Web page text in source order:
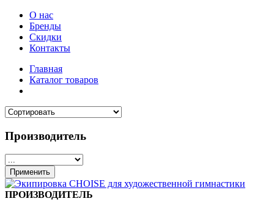
О нас
Бренды
Скидки
Контакты
Главная
Каталог товаров
Производитель
Применить
ПРОИЗВОДИТЕЛЬ